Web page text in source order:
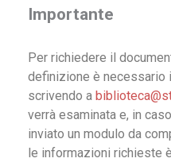
Importante
Per richiedere il
definizione è necessario
scrivendo a
verrà esaminata e, in
inviato un modulo da
le informazioni richieste